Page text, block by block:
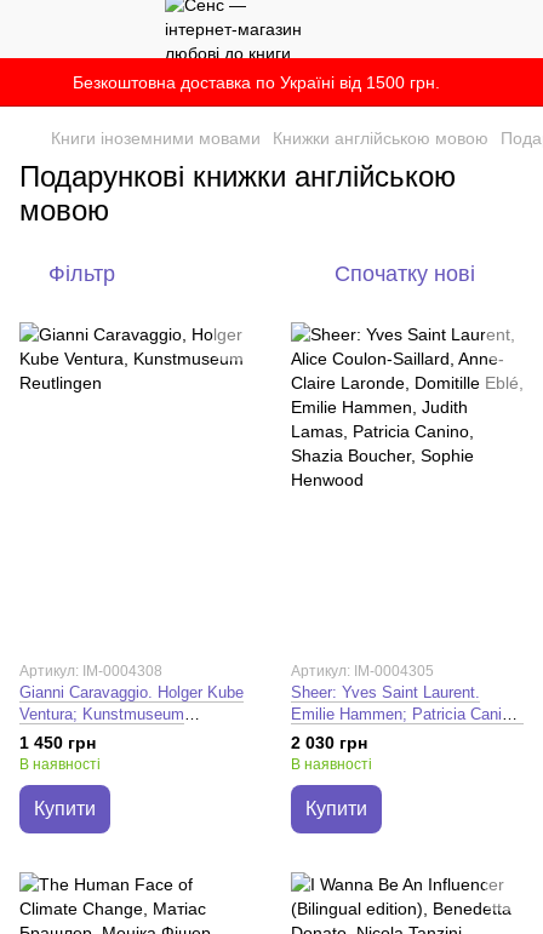
Безкоштовна доставка по Україні від 1500 грн.
Книги іноземними мовами Книжки англійською мовою
Подарункові книжки англійською
мовою
Фільтр Спочатку нові
Артикул: IM-0004308
Gianni Caravaggio. Holger Kube
Ventura; Kunstmuseum
Reutlingen
1 450 грн
В наявності
Купити
Артикул: IM-0004305
Sheer: Yves Saint Laurent.
Emilie Hammen; Patricia Canino;
Anne-Claire Laronde; Sophie
Henwood; Shazia Boucher; Alice
Domitille Eblé
2 030 грн
В наявності
Купити